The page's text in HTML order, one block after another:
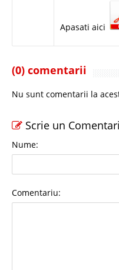
Apasati aici
(0) comentarii
Nu sunt comentarii la
Scrie un
Nume:
Comentariu: